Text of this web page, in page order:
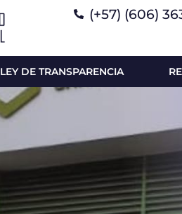
(+57) (606)
LEY DE TRANSPARENCIA